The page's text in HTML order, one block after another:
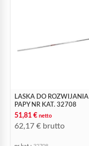
LASKA DO ROZWIJANIA
PAPY NR KAT. 32708
51,81 € netto
62,17 € brutto